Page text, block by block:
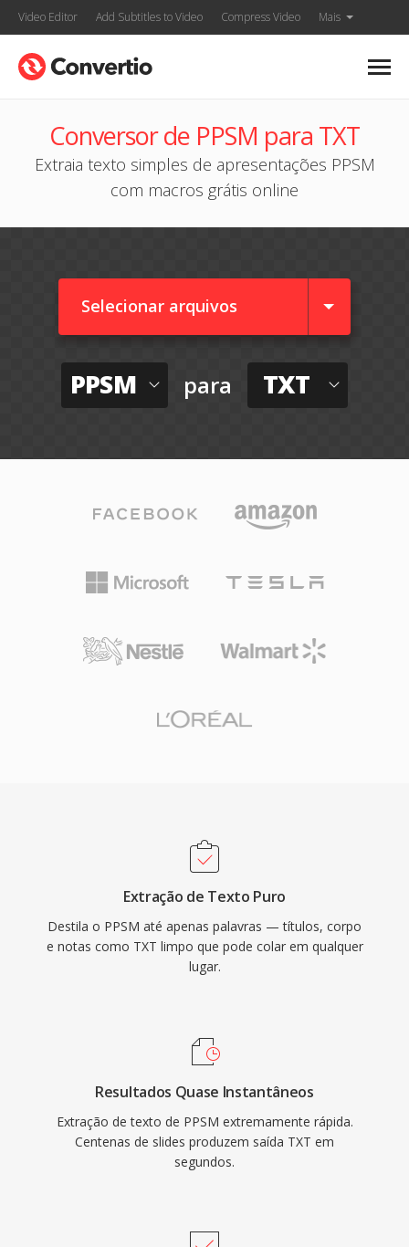
Video Editor Add Subtitles to Video Compress Video Mais
Conversor de PPSM para TXT
Extraia texto simples de apresentações PPSM
com macros grátis online
Selecionar arquivos
PPSM para TXT
Extração de Texto Puro
Destila o PPSM até apenas palavras — títulos, corpo
e notas como TXT limpo que pode colar em qualquer
lugar.
Resultados Quase Instantâneos
Extração de texto de PPSM extremamente rápida.
Centenas de slides produzem saída TXT em
segundos.